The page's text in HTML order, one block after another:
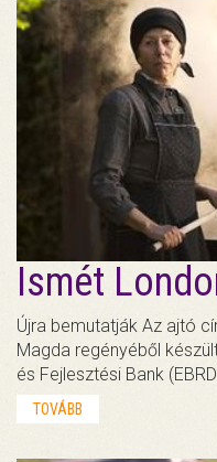
Ismét
Újra bemutatják Az ajtó
Magda regényéből
és Fejlesztési Bank
TOVÁBB